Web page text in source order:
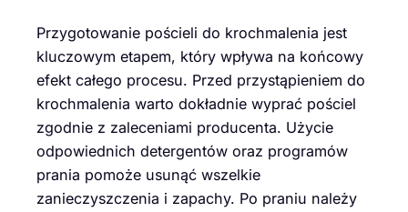
Przygotowanie pościeli do krochmalenia jest
kluczowym etapem, który wpływa na końcowy
efekt całego procesu. Przed przystąpieniem do
krochmalenia warto dokładnie wyprać pościel
zgodnie z zaleceniami producenta. Użycie
odpowiednich detergentów oraz programów
prania pomoże usunąć wszelkie
zanieczyszczenia i zapachy. Po praniu należy